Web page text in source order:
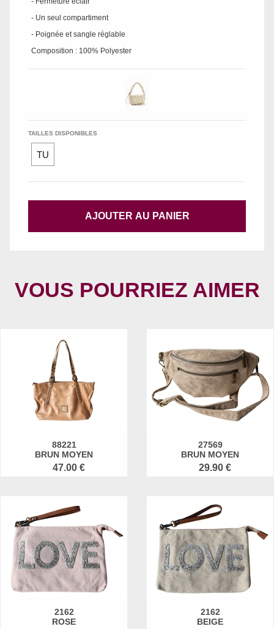
- Un seul compartiment
- Poignée et sangle réglable
Composition : 100% Polyester
TAILLES DISPONIBLES
TU
AJOUTER AU PANIER
VOUS POURRIEZ AIMER
88221
BRUN MOYEN
47.00 €
27569
BRUN MOYEN
29.90 €
2162
ROSE
2162
BEIGE